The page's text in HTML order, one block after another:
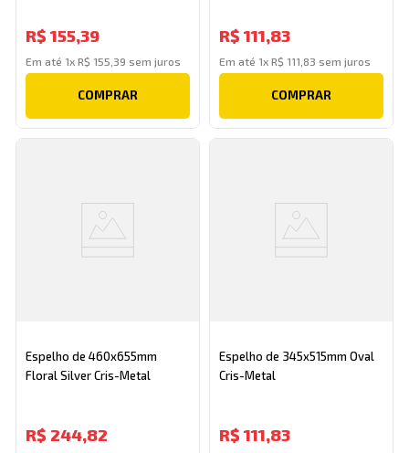
R$ 155,39
Em até 1xR$ 155 39 sem juros
COMPRAR
R$ 111,83
Em até 1x R$ 111 83 sem juros
COMPRAR
Espelho de 460x655mm
Floral Silver Cris-Metal
R$ 244,82
Espelho de 345x515mm Oval
Cris-Metal
R$ 111,83